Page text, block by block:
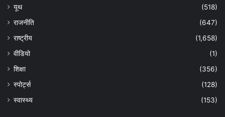
यूथ
(518)
राजनीति
(647)
राष्ट्रीय
(1,658)
वीडियो
(1)
शिक्षा
(356)
स्पोर्ट्स
(128)
स्वास्थ्य
(153)